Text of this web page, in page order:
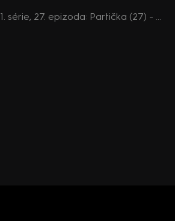
1. série, 27. epizoda: Partička (27) - Silvestrovský speciál